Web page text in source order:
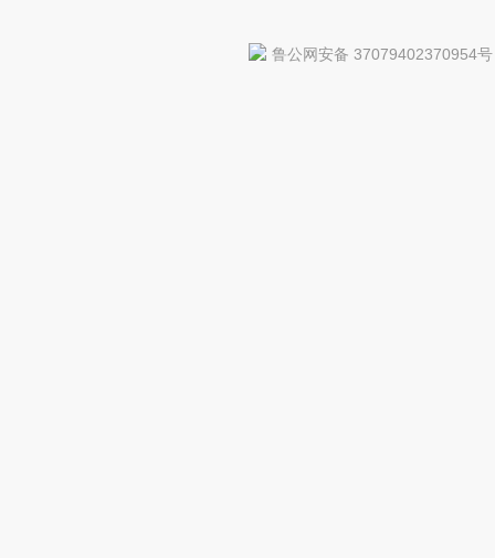
鲁公网安备 37079402370954号